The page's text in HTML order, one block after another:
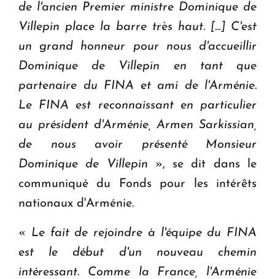
de l'ancien Premier ministre Dominique de
Villepin place la barre très haut. […] C'est
un grand honneur pour nous d'accueillir
Dominique de Villepin en tant que
partenaire du FINA et ami de l'Arménie.
Le FINA est reconnaissant en particulier
au président d'Arménie, Armen Sarkissian,
de nous avoir présenté Monsieur
Dominique de Villepin », se dit dans le
communiqué du Fonds pour les intérêts
nationaux d'Arménie.
« Le fait de rejoindre à l'équipe du FINA
est le début d'un nouveau chemin
intéressant. Comme la France, l'Arménie